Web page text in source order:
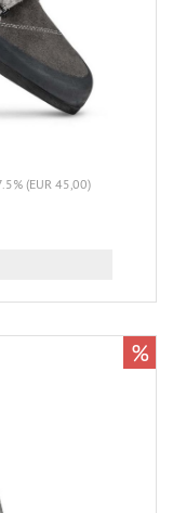
(EUR 45,00)
%